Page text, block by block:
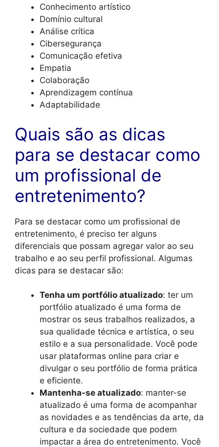
Conhecimento artístico
Domínio cultural
Análise crítica
Cibersegurança
Comunicação efetiva
Empatia
Colaboração
Aprendizagem contínua
Adaptabilidade
Quais são as dicas
para se destacar como
um profissional de
entretenimento?
Para se destacar como um profissional de
entretenimento, é preciso ter alguns
diferenciais que possam agregar valor ao seu
trabalho e ao seu perfil profissional. Algumas
dicas para se destacar são:
Tenha um portfólio atualizado: ter um
portfólio atualizado é uma forma de
mostrar os seus trabalhos realizados, a
sua qualidade técnica e artística, o seu
estilo e a sua personalidade. Você pode
usar plataformas online para criar e
divulgar o seu portfólio de forma prática
e eficiente.
Mantenha-se atualizado: manter-se
atualizado é uma forma de acompanhar
as novidades e as tendências da arte, da
cultura e da sociedade que podem
impactar a área do entretenimento. Você